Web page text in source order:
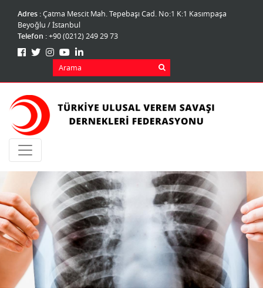
Adres :Çatma Mescit Mah. Tepebaşı Cad. No:1 K:1 Kasımpaşa
Beyoğlu / İstanbul
Telefon :+90 (0212) 249 29 73